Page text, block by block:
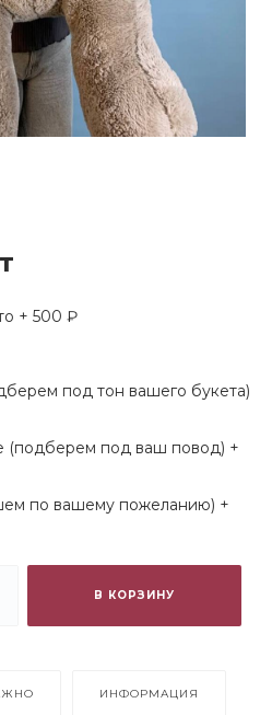
+ 500 ₽
под тон вашего букета)
(подберем под ваш повод) +
по вашему пожеланию) +
В КОРЗИНУ
ИНФОРМАЦИЯ